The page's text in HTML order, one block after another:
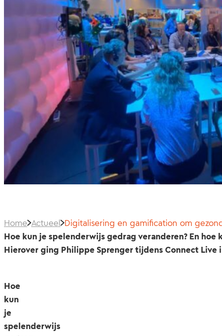
Home Actueel Digitalisering en gamification om
Hoe kun je spelenderwijs gedrag veranderen? En
Hierover ging Philippe Sprenger tijdens Connect Live
Hoe
kun
je
spelenderwijs